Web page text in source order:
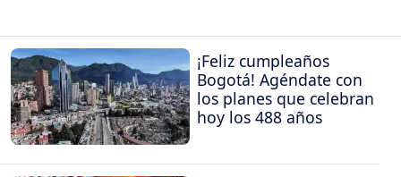
¡Feliz cumpleaños
Bogotá! Agéndate con
los planes que celebran
hoy los 488 años